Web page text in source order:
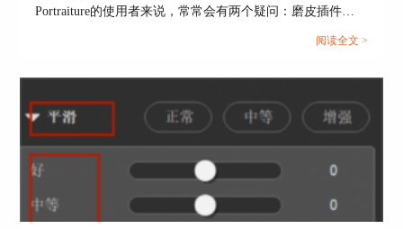
适中预设则加大了中度与重度平滑，以处理较大范
Portraiture的使用者来说，常常会有两个疑问：磨皮插件
Portraiture放在哪里？磨皮插件Portraiture好用吗？接下来，
阅读全文 >